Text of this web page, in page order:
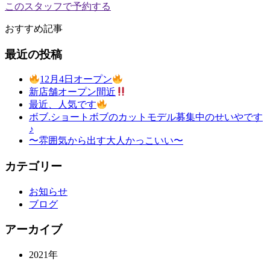
このスタッフで予約する
おすすめ記事
最近の投稿
12月4日オープン
新店舗オープン間近
最近、人気です
ボブ.ショートボブのカットモデル募集中のせいやです
♪
〜雰囲気から出す大人かっこいい〜
カテゴリー
お知らせ
ブログ
アーカイブ
2021年